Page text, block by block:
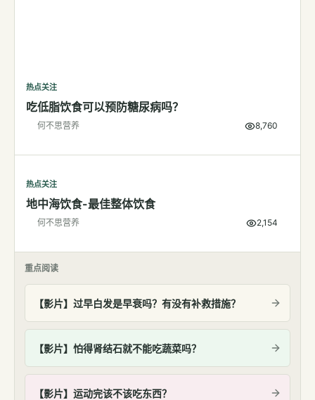
热点关注
吃低脂饮食可以预防糖尿病吗？
何不思营养 8,760
热点关注
地中海饮食-最佳整体饮食
何不思营养 2,154
重点阅读
【影片】过早白发是早衰吗？有没有补救措施？
【影片】怕得肾结石就不能吃蔬菜吗？
【影片】运动完该不该吃东西？